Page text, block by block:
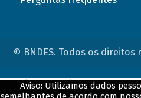
© BNDES. Todos os direitos
Aviso: Utilizamos dados
ConteÃºdo complementar